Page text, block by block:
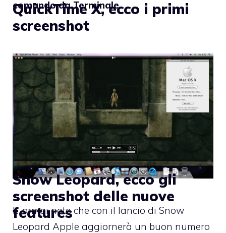
comando da Terminale.
QuickTime X, ecco i primi
screenshot
E’ ormai noto che con il lancio di Snow
Leopard Apple aggiornerà un buon numero
Snow Leopard, ecco gli
screenshot delle nuove
features